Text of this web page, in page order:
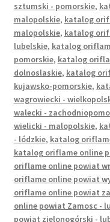
sztumski - pomorskie,
malopolskie, katalog
malopolskie, katalog
lubelskie, katalog
pomorskie, katalog
dolnoslaskie, katalog
kujawsko-pomorskie,
wagrowiecki -
walecki -
wielicki - malopolskie,
- lódzkie, katalog
katalog oriflame online
oriflame online powiat
oriflame online powiat
oriflame online powiat
online powiat Zamosc -
powiat zielonogórski -